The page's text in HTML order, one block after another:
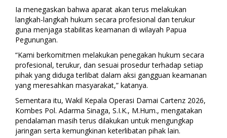
Ia menegaskan bahwa aparat akan terus melakukan
langkah-langkah hukum secara profesional dan terukur
guna menjaga stabilitas keamanan di wilayah Papua
Pegunungan.
“Kami berkomitmen melakukan penegakan hukum secara
profesional, terukur, dan sesuai prosedur terhadap setiap
pihak yang diduga terlibat dalam aksi gangguan keamanan
yang meresahkan masyarakat,” katanya.
Sementara itu, Wakil Kepala Operasi Damai Cartenz 2026,
Kombes Pol. Adarma Sinaga, S.I.K., M.Hum., mengatakan
pendalaman masih terus dilakukan untuk mengungkap
jaringan serta kemungkinan keterlibatan pihak lain.